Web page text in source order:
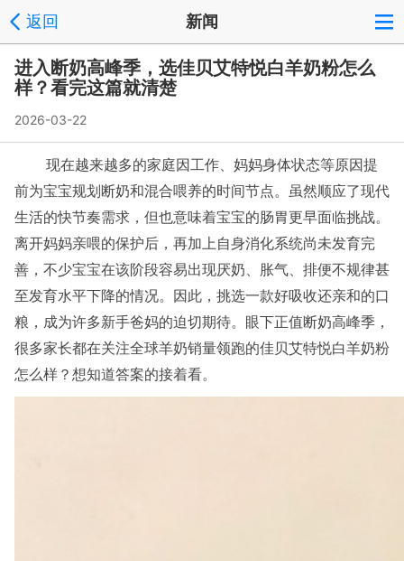
返回 新闻
进入断奶高峰季，选佳贝艾特悦白羊奶粉怎么
样？看完这篇就清楚
2026-03-22
现在越来越多的家庭因工作、妈妈身体状态等原因提
前为宝宝规划断奶和混合喂养的时间节点。虽然顺应了现代
生活的快节奏需求，但也意味着宝宝的肠胃更早面临挑战。
离开妈妈亲喂的保护后，再加上自身消化系统尚未发育完
善，不少宝宝在该阶段容易出现厌奶、胀气、排便不规律甚
至发育水平下降的情况。因此，挑选一款好吸收还亲和的口
粮，成为许多新手爸妈的迫切期待。眼下正值断奶高峰季，
很多家长都在关注全球羊奶销量领跑的佳贝艾特悦白羊奶粉
怎么样？想知道答案的接着看。